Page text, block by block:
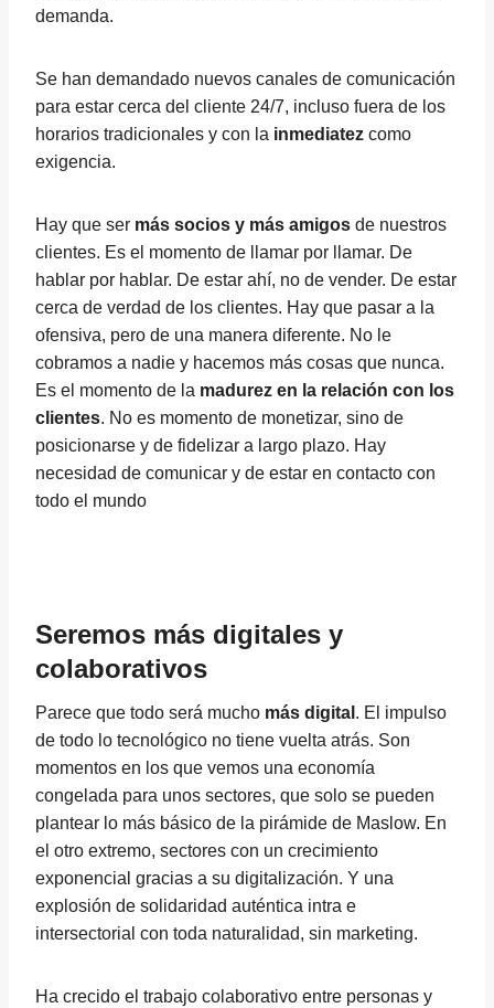
demanda.
Se han demandado nuevos canales de comunicación
para estar cerca del cliente 24/7, incluso fuera de los
horarios tradicionales y con la inmediatez como
exigencia.
Hay que ser más socios y más amigos de nuestros
clientes. Es el momento de llamar por llamar. De
hablar por hablar. De estar ahí, no de vender. De estar
cerca de verdad de los clientes. Hay que pasar a la
ofensiva, pero de una manera diferente. No le
cobramos a nadie y hacemos más cosas que nunca.
Es el momento de la madurez en la relación con los
clientes. No es momento de monetizar, sino de
posicionarse y de fidelizar a largo plazo. Hay
necesidad de comunicar y de estar en contacto con
todo el mundo
Seremos más digitales y
colaborativos
Parece que todo será mucho más digital . El impulso
de todo lo tecnológico no tiene vuelta atrás. Son
momentos en los que vemos una economía
congelada para unos sectores, que solo se pueden
plantear lo más básico de la pirámide de Maslow. En
el otro extremo, sectores con un crecimiento
exponencial gracias a su digitalización. Y una
explosión de solidaridad auténtica intra e
intersectorial con toda naturalidad, sin marketing.
Ha crecido el trabajo colaborativo entre personas y